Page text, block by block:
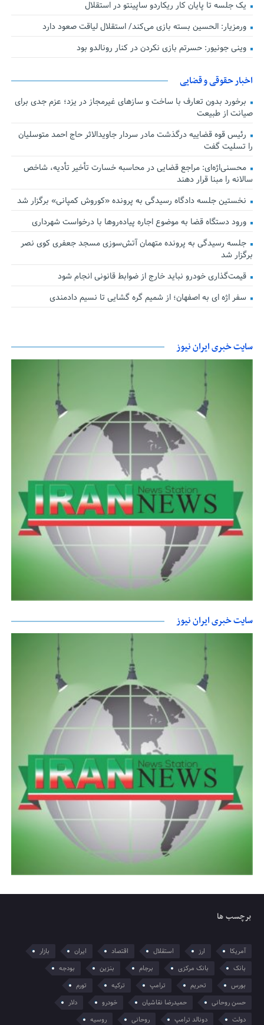
یک جلسه تا پایان کار ریکاردو ساپینتو در استقلال
ورمزیار: الحسین بسته بازی می‌کند/ استقلال لیاقت صعود دارد
وینی جونیور: حسرتم بازی نکردن در کنار رونالدو بود
اخبار حقوقی و قضایی
برخورد بدون تعارف با ساخت‌ و سازهای غیرمجاز در یزد؛ عزم جدی برای
صیانت از طبیعت
رئیس قوه قضاییه درگذشت مادر سردار جاویدالاثر حاج احمد متوسلیان
را تسلیت گفت
محسنی‌اژه‌ای: مراجع قضایی در محاسبه خسارت تأخیر تأدیه، شاخص
سالانه را مبنا قرار دهند
نخستین جلسه دادگاه رسیدگی به پرونده «کوروش کمپانی» برگزار شد
ورود دستگاه قضا به موضوع اجاره پیاده‌روها با درخواست شهرداری
جلسه رسیدگی به پرونده متهمان آتش‌سوزی مسجد جعفری کوی نصر
برگزار شد
قیمت‌گذاری خودرو نباید خارج از ضوابط قانونی انجام شود
سفر اژه ای به اصفهان؛ از شمیم گره گشایی تا نسیم دادمندی
سایت خبری ایران نیوز
سایت خبری ایران نیوز
برچسب ها
آمریکا ارز استقلال اقتصاد ایران
بازار
بانک
بانک مرکزی برجام بنزین
بودجه
بورس
تحریم ترامپ ترکیه
تورم
حسن روحانی
حمیدرضا نقاشیان خودرو
دلار
دولت
دونالد ترامپ روحانی روسیه